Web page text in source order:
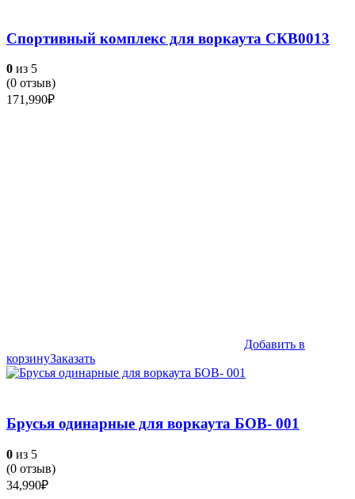
Спортивный комплекс для воркаута СКВ0013
0 из 5
(0 отзыв)
171,990₽
Добавить в
корзинуЗаказать
Брусья одинарные для воркаута БОВ- 001
0 из 5
(0 отзыв)
34,990₽